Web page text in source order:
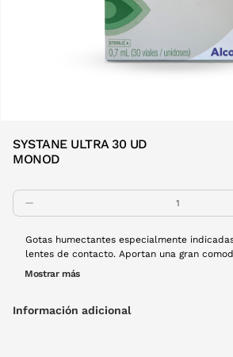
SYSTANE ULTRA 30 UD
MONOD
Gotas humectantes especialmente
lentes de contacto. Aportan una gran
el porte de lentes de contacto. La caja
Mostrar más
Información adicional